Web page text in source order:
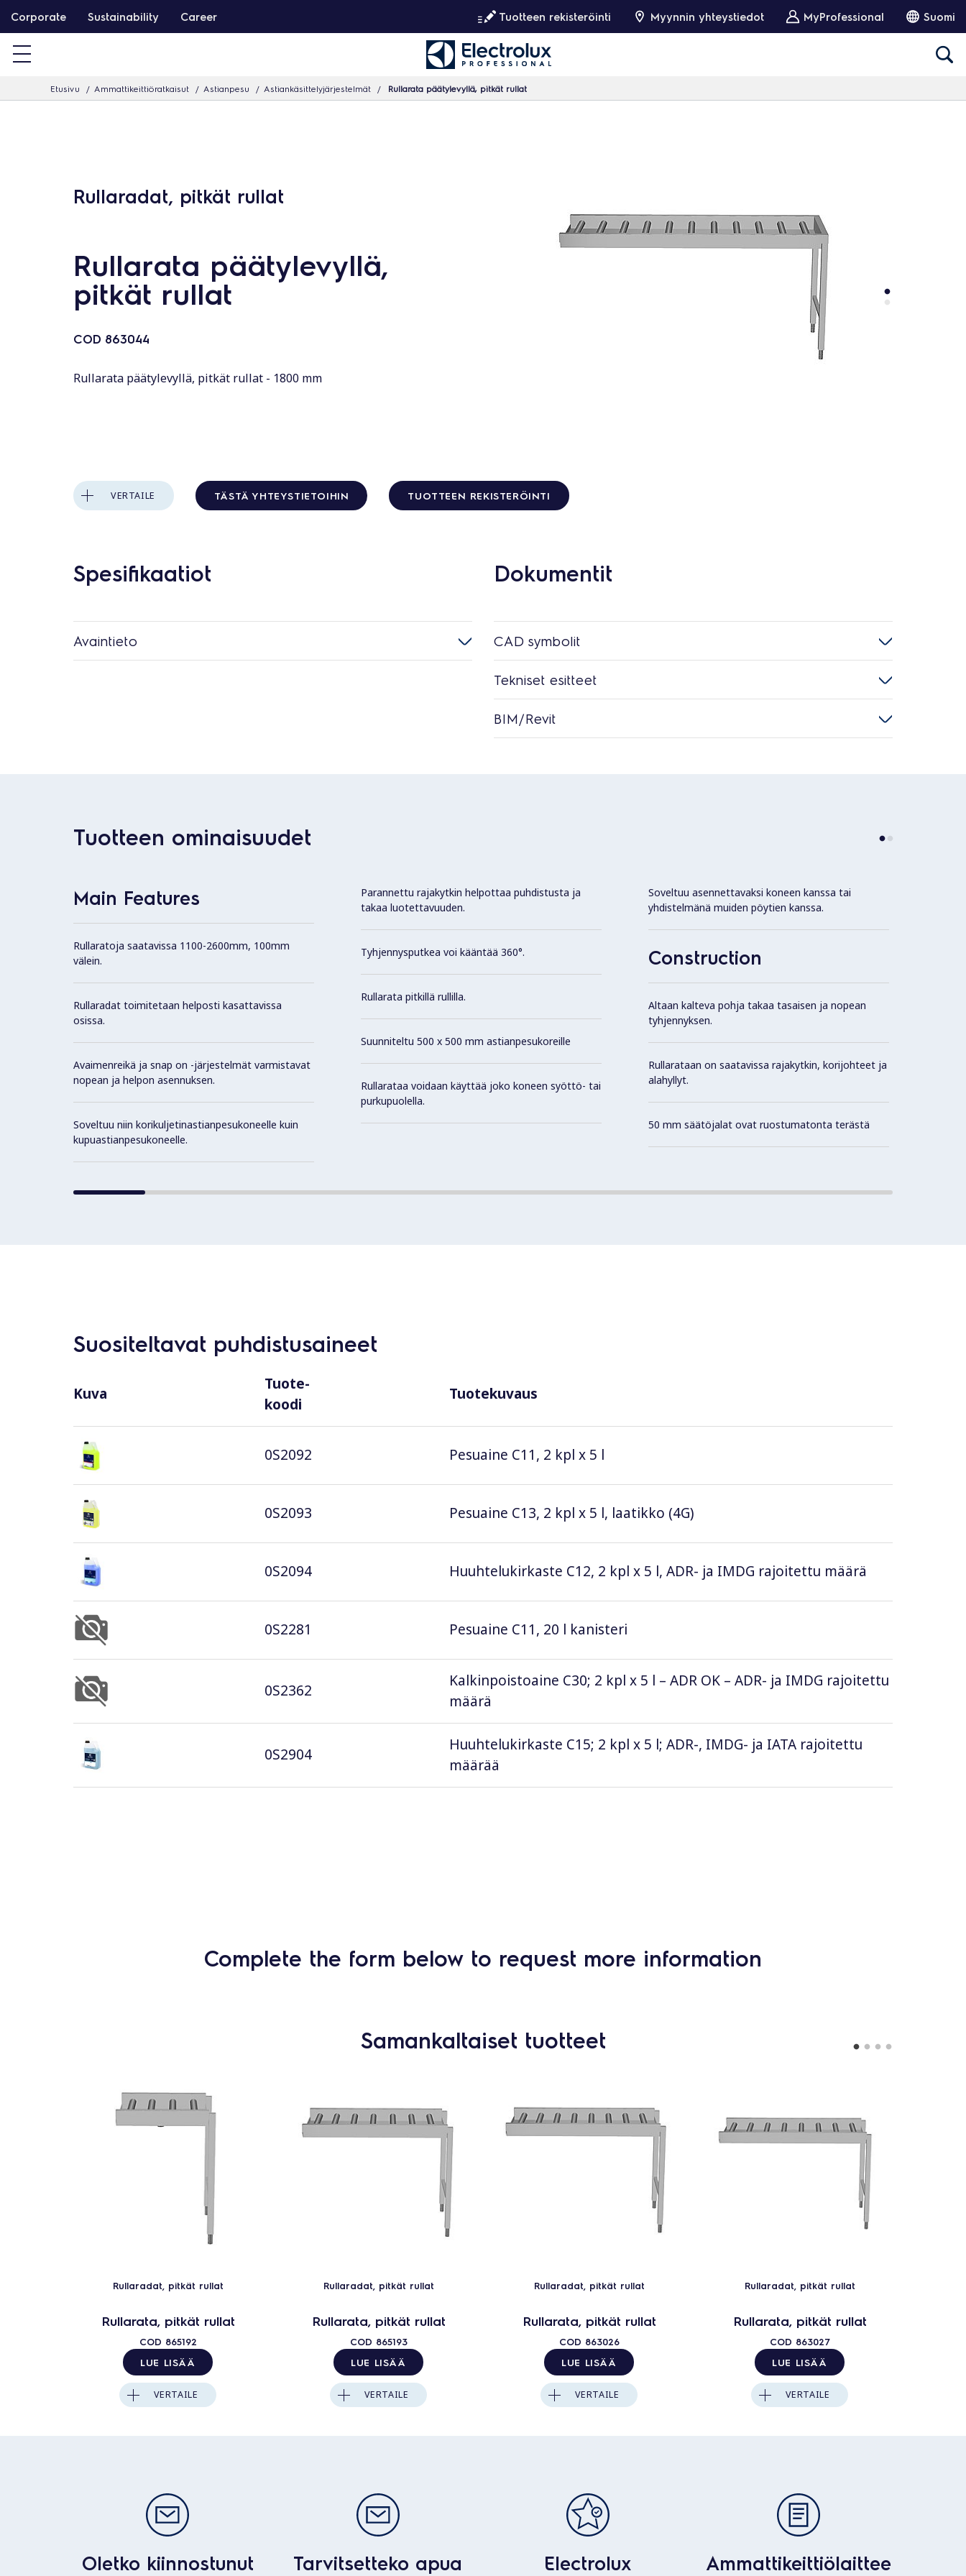
i
Corporate Sustainability Career Tuotteen rekisteröinti Myynnin yhteystiedot MyProfessional Suomi
Etusivu Ammattikeittiöratkaisut Astianpesu Astiankäsittelyjärjestelmät Rullarata päätylevyllä, pitkät rullat
Rullaradat, pitkät rullat
Rullarata päätylevyllä,
pitkät rullat
COD 863044
Rullarata päätylevyllä, pitkät rullat - 1800 mm
VERTAILE TÄSTÄ YHTEYSTIETOIHIN TUOTTEEN REKISTERÖINTI
Spesifikaatiot
Avaintieto
Dokumentit
CAD symbolit
Tekniset esitteet
BIM/Revit
Tuotteen ominaisuudet
Main Features
Rullaratoja saatavissa 1100-2600mm, 100mm
välein.
Rullaradat toimitetaan helposti kasattavissa
osissa.
Avaimenreikä ja snap on -järjestelmät varmistavat
nopean ja helpon asennuksen.
Soveltuu niin korikuljetinastianpesukoneelle kuin
kupuastianpesukoneelle.
Parannettu rajakytkin helpottaa puhdistusta ja
takaa luotettavuuden.
Tyhjennysputkea voi kääntää 360°.
Rullarata pitkillä rullilla.
Suunniteltu 500 x 500 mm astianpesukoreille
Rullarataa voidaan käyttää joko koneen syöttö- tai
purkupuolella.
Soveltuu asennettavaksi koneen kanssa tai
yhdistelmänä muiden pöytien kanssa.
Construction
Altaan kalteva pohja takaa tasaisen ja nopean
tyhjennyksen.
Rullarataan on saatavissa rajakytkin, korijohteet ja
alahyllyt.
50 mm säätöjalat ovat ruostumatonta terästä
Suositeltavat puhdistusaineet
Kuva
Tuote-
koodi
Tuotekuvaus
0S2092 Pesuaine C11, 2 kpl x 5 l
0S2093 Pesuaine C13, 2 kpl x 5 l, laatikko (4G)
0S2094 Huuhtelukirkaste C12, 2 kpl x 5 l, ADR- ja IMDG rajoitettu määrä
0S2281 Pesuaine C11, 20 l kanisteri
0S2362
Kalkinpoistoaine C30; 2 kpl x 5 l – ADR OK – ADR- ja IMDG rajoitettu
määrä
0S2904
Huuhtelukirkaste C15; 2 kpl x 5 l; ADR-, IMDG- ja IATA rajoitettu
määrää
Complete the form below to request more information
Samankaltaiset tuotteet
Rullaradat, pitkät rullat
Rullarata, pitkät rullat
COD 865192
LUE LISÄÄ
VERTAILE
Rullaradat, pitkät rullat
Rullarata, pitkät rullat
COD 865193
LUE LISÄÄ
VERTAILE
Rullaradat, pitkät rullat
Rullarata, pitkät rullat
COD 863026
LUE LISÄÄ
VERTAILE
Rullaradat, pitkät rullat
Rullarata, pitkät rullat
COD 863027
LUE LISÄÄ
VERTAILE
Oletko kiinnostunut
Tarvitsetteko apua
Electrolux
Ammattikeittiölaittee